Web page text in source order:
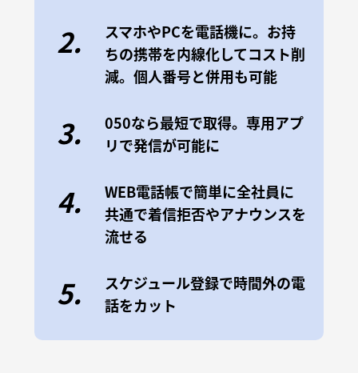
2.
スマホやPCを電話機に。お持
ちの携帯を内線化してコスト削
減。個人番号と併用も可能
3.
050なら最短で取得。専用アプ
リで発信が可能に
4.
WEB電話帳で簡単に全社員に
共通で着信拒否やアナウンスを
流せる
5.
スケジュール登録で時間外の電
話をカット